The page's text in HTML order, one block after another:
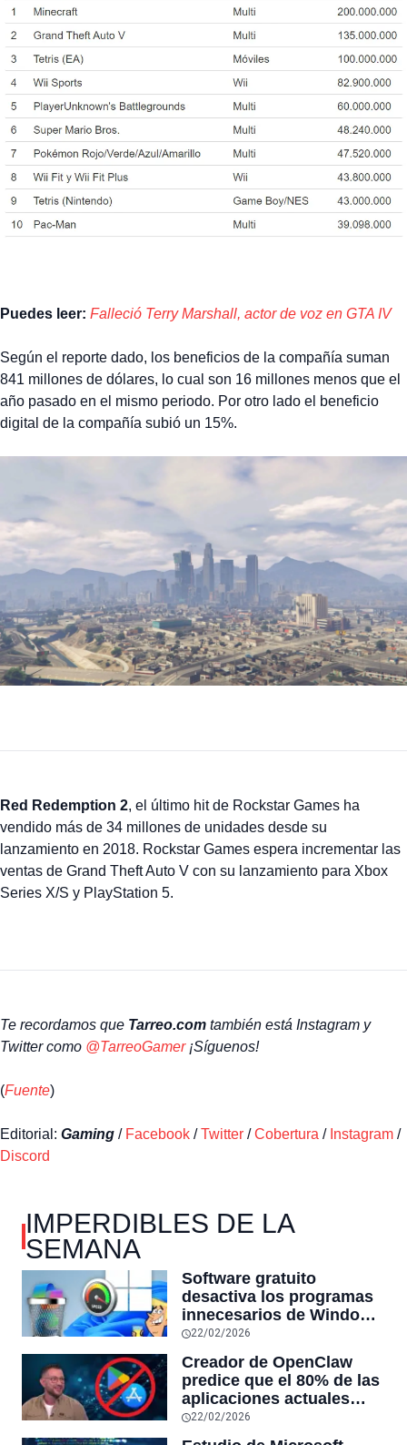
Puedes leer: Falleció Terry Marshall, actor de voz en GTA IV
Según el reporte dado, los beneficios de la compañía suman
841 millones de dólares, lo cual son 16 millones menos que el
año pasado en el mismo periodo. Por otro lado el beneficio
digital de la compañía subió un 15%.
Red Redemption 2, el último hit de Rockstar Games ha
vendido más de 34 millones de unidades desde su
lanzamiento en 2018. Rockstar Games espera incrementar las
ventas de Grand Theft Auto V con su lanzamiento para Xbox
Series X/S y PlayStation 5.
Te recordamos que Tarreo.com también está Instagram y
Twitter como @TarreoGamer¡Síguenos!
(Fuente)
Editorial: Gaming / Facebook /Twitter /Cobertura / Instagram /
Discord
IMPERDIBLES DE LA
SEMANA
Software gratuito
desactiva los programas
innecesarios de Windows
11 y optimiza el PC,
RAM y mucho más
22/02/2026
Creador de OpenClaw
predice que el 80% de las
aplicaciones actuales
desaparecerán en el
22/02/2026